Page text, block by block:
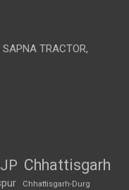
SAPNA TRACTOR,
Chhattisgarh
Chhattisgarh-Durg